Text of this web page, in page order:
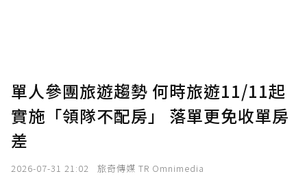
確認送出
單人參團旅遊趨勢 何時旅遊11/11起
實施「領隊不配房」 落單更免收單房
差
2026-07-31 21:02 旅奇傳媒 TR Omnimedia